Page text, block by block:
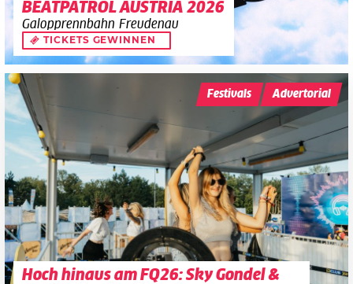
BEATPATROL AUSTRIA 2026
Galopprennbahn Freudenau
TICKETS GEWINNEN
Hoch hinaus am FQ26: Sky Gondel &
Festivals Advertorial